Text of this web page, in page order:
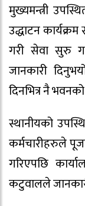
मुख्यमन्त्री
उद्धाटन कार्यक्रम
गरी सेवा सुरु
जानकारी
दिनभित्र नै
स्थानीयको
कर्मचारीहरुले
गरिएपछि
कटुवालले